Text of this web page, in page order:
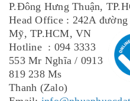
P.Đông Hưng Thuận,
Head Office : 242A
Mỹ, TP.HCM, VN
Hotline : 094 3333
553 Mr Nghĩa / 0913
819 238 Ms
Thanh (Zalo)